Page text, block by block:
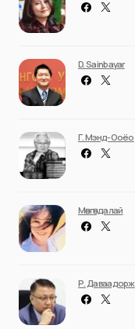
D. Sainbayar
Г. Мэнд-Ооёо
Мөнгөндалай
Р. Даваадорж